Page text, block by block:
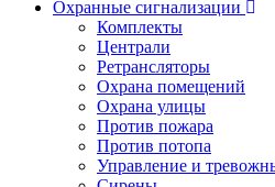
Охранные сигнализации
Комплекты
Централи
Ретрансляторы
Охрана помещений
Охрана улицы
Против пожара
Против потопа
Управление и